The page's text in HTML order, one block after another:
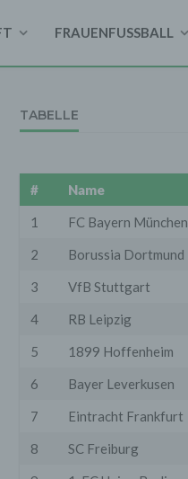
FRAUENFUSSBALL
TABELLE
# Name
1
FC Bayern München
2
Borussia Dortmund
3
VfB Stuttgart
4
RB Leipzig
5
1899 Hoffenheim
6
Bayer Leverkusen
7
Eintracht Frankfurt
8
SC Freiburg